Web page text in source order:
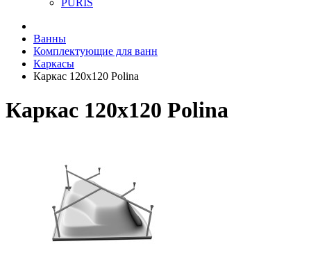
PURIS
Ванны
Комплектующие для ванн
Каркасы
Каркас 120х120 Polina
Каркас 120х120 Polina